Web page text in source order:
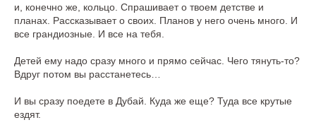
и, конечно же, кольцо. Спрашивает о твоем детстве и
планах. Рассказывает о своих. Планов у него очень много. И
все грандиозные. И все на тебя.
Детей ему надо сразу много и прямо сейчас. Чего тянуть-то?
Вдруг потом вы расстанетесь…
И вы сразу поедете в Дубай. Куда же еще? Туда все крутые
ездят.